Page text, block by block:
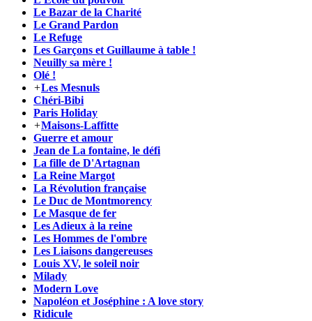
Le Bazar de la Charité
Le Grand Pardon
Le Refuge
Les Garçons et Guillaume à table !
Neuilly sa mère !
Olé !
+Les Mesnuls
Chéri-Bibi
Paris Holiday
+Maisons-Laffitte
Guerre et amour
Jean de La fontaine, le défi
La fille de D'Artagnan
La Reine Margot
La Révolution française
Le Duc de Montmorency
Le Masque de fer
Les Adieux à la reine
Les Hommes de l'ombre
Les Liaisons dangereuses
Louis XV, le soleil noir
Milady
Modern Love
Napoléon et Joséphine : A love story
Ridicule